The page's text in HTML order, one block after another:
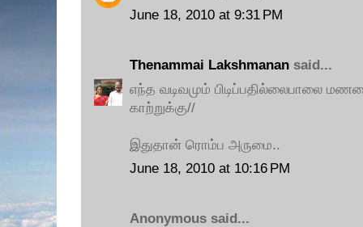
June 18, 2010 at 9:31 PM
Thenammai Lakshmanan said...
எந்த வடிவமும் பிடிப்பதில்லைபாலை
காற்றுக்கு//
இதுதான் ரொம்ப அருமை..
June 18, 2010 at 10:16 PM
Anonymous said...